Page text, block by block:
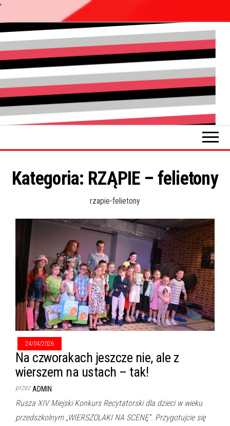
'
Przejdź
do
treści
Pokładykultury.eu
Kategoria: RZĄPIE – felietony
rzapie-felietony
24/04/2026
Na czworakach jeszcze nie, ale z
wierszem na ustach – tak!
przez ADMIN
Rusza XIV Miejski Konkurs Recytatorski dla dzieci w wieku
przedszkolnym „WIERSZOLAKI NA SCENĘ”. Przygotujcie się